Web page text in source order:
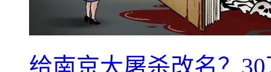
给南京大屠杀改名？